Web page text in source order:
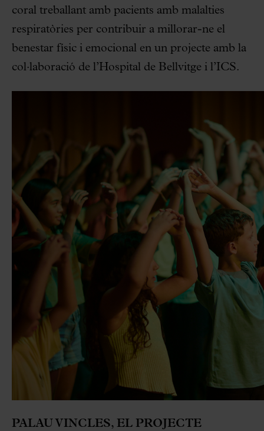
coral treballant amb pacients amb malalties
respiratòries per contribuir a millorar-ne el
benestar físic i emocional en un projecte amb la
col·laboració de l’Hospital de Bellvitge i l’ICS.
PALAU VINCLES, EL PROJECTE